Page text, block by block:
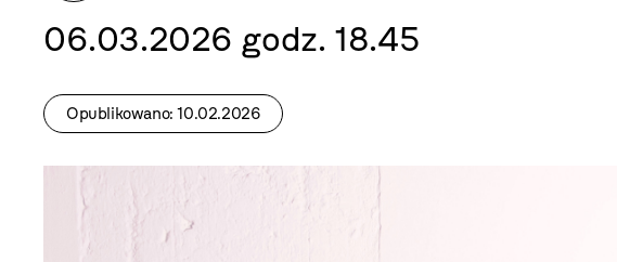
06.03.2026 godz. 18.45
Opublikowano: 10.02.2026